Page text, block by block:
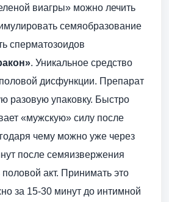
виагры» можно лечить
семяобразование
сперматозоидов
. Уникальное средство
дисфункции. Препарат
разовую упаковку. Быстро
«мужскую» силу после
чему можно уже через
после семяизвержения
половой акт. Принимать это
за 15-30 минут до интимной